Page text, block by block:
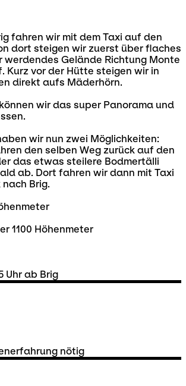
fahren wir mit dem Taxi auf den
dort steigen wir zuerst über flaches
werdendes Gelände Richtung Monte
Kurz vor der Hütte steigen wir in
direkt aufs Mäderhörn.
wir das super Panorama und
wir nun zwei Möglichkeiten:
den selben Weg zurück auf den
das etwas steilere Bodmertälli
ab. Dort fahren wir dann mit Taxi
Brig.
1100 Höhenmeter
Uhr ab Brig
nötig